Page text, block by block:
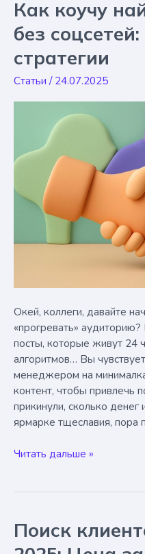
на
2025:
строим
систему
Как коучу
без
стратегии
Статьи /24.07.2025
Окей, коллеги, давайте
«прогревать»
посты, которые живут 24
алгоритмов… Вы
менеджером на
контент, чтобы привлечь
прикинули, сколько
ярмарке тщеславия, пора
Как
соцсетей:
3
Читать дальше »
Поиск